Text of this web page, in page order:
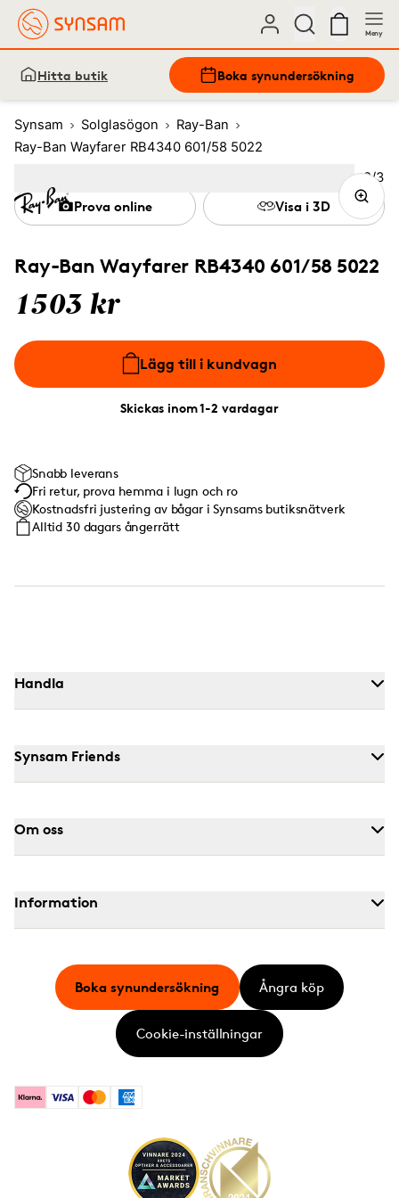
Meny
Hitta butik Boka synundersökning
Synsam Solglasögon
Ray-Ban
Ray-Ban Wayfarer RB4340 601/58 5022
Ray-Ban Wayfarer RB4340 601/58 5022
1503 kr
Lägg till i kundvagn
Skickas inom 1-2 vardagar
Prova online Visa i 3D
Snabb leverans
Fri retur, prova hemma i lugn och ro
Kostnadsfri justering av bågar i Synsams butiksnätverk
Alltid 30 dagars ångerrätt
Bild
2/3
3
Handla
Synsam Friends
Om oss
Information
KlarnaVisa MastercardAmerican Express
Boka synundersökning Ångra köp
Cookie-inställningar